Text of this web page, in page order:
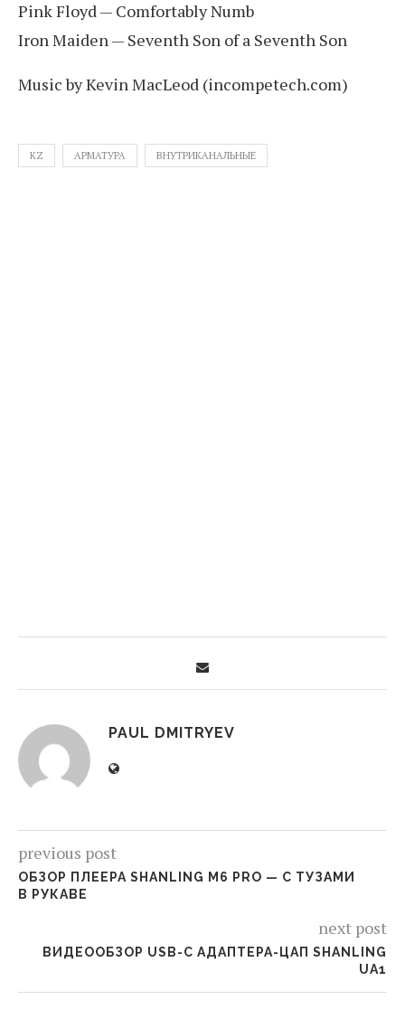
Pink Floyd — Comfortably Numb
Iron Maiden — Seventh Son of a Seventh Son
Music by Kevin MacLeod (incompetech.com)
KZ АРМАТУРА ВНУТРИКАНАЛЬНЫЕ
PAUL DMITRYEV
previous post
ОБЗОР ПЛЕЕРА SHANLING M6 PRO — С ТУЗАМИ
В РУКАВЕ
next post
ВИДЕООБЗОР USB-C АДАПТЕРА-ЦАП SHANLING
UA1